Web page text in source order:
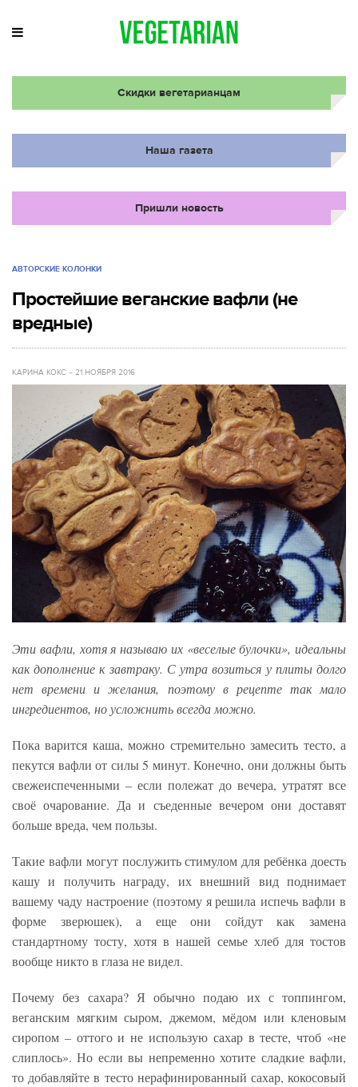
Скидки вегетарианцам
Наша газета
Пришли новость
АВТОРСКИЕ КОЛОНКИ
Простейшие веганские вафли (не
вредные)
КАРИНА КОКС 21 НОЯБРЯ 2016
Эти вафли, хотя я называю их «веселые булочки», идеальны
как дополнение к завтраку. С утра возиться у плиты долго
нет времени и желания, поэтому в рецепте так мало
ингредиентов, но усложнить всегда можно.
Пока варится каша, можно стремительно замесить тесто, а
пекутся вафли от силы 5 минут. Конечно, они должны быть
свежеиспеченными – если полежат до вечера, утратят все
своё очарование. Да и съеденные вечером они доставят
больше вреда, чем пользы.
Такие вафли могут послужить стимулом для ребёнка доесть
кашу и получить награду, их внешний вид поднимает
вашему чаду настроение (поэтому я решила испечь вафли в
форме зверюшек), а еще они сойдут как замена
стандартному тосту, хотя в нашей семье хлеб для тостов
вообще никто в глаза не видел.
Почему без сахара? Я обычно подаю их с топпингом,
веганским мягким сыром, джемом, мёдом или кленовым
сиропом – оттого и не использую сахар в тесте, чтоб «не
слиплось». Но если вы непременно хотите сладкие вафли,
то добавляйте в тесто нерафинированный сахар, кокосовый